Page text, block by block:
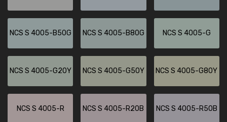
NCS S 4005-B50G NCS S 4005-B80G NCS S 4005-G
NCS S 4005-G20Y NCS S 4005-G50Y NCS S 4005-G80Y
NCS S 4005-R NCS S 4005-R20B NCS S 4005-R50B